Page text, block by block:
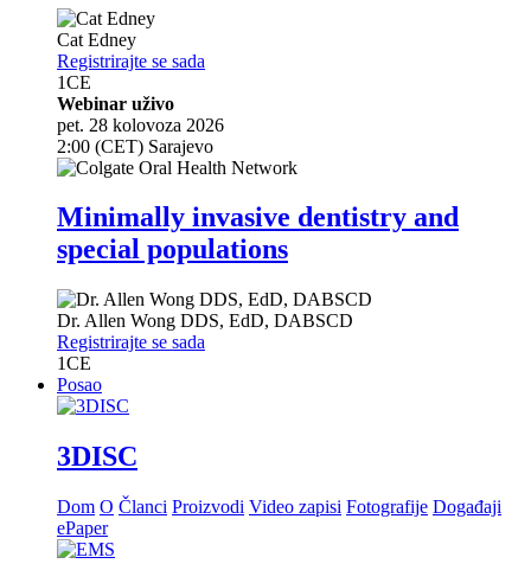
Cat Edney
Registrirajte se sada
1CE
Webinar uživo
pet. 28 kolovoza 2026
2:00 (CET) Sarajevo
Minimally invasive dentistry and
special populations
Dr. Allen Wong DDS, EdD, DABSCD
Registrirajte se sada
1CE
Posao
3DISC
Dom O Članci Proizvodi Video zapisi Fotografije Događaji
ePaper